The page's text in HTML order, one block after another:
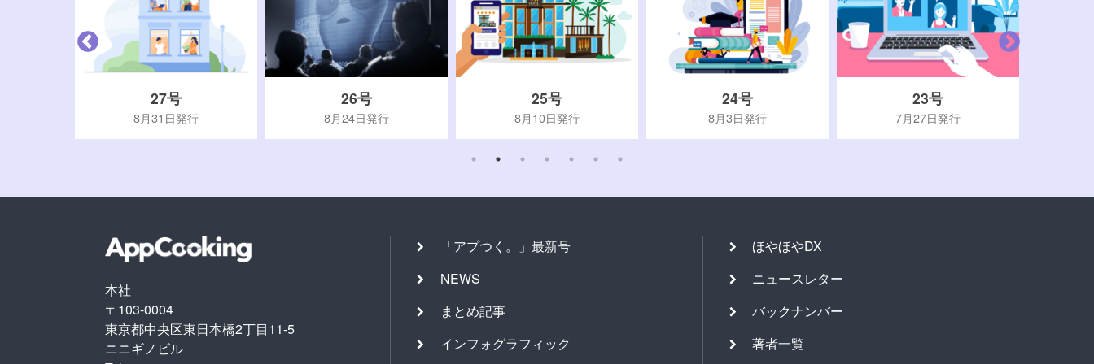
27号
8月31日発行
26号
8月24日発行
25号
8月10日発行
24号
8月3日発行
23号
7月27日発行
本社
〒103-0004
東京都中央区東日本橋2丁目11-5
ニニギノビル
「アプつく。」最新号
NEWS
まとめ記事
インフォグラフィック
ほやほやDX
ニュースレター
バックナンバー
著者一覧